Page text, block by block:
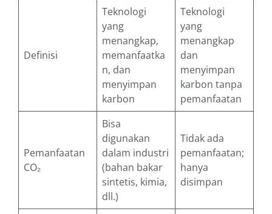
Definisi
Teknologi
yang
menangkap,
memanfaatka
n, dan
menyimpan
karbon
Teknologi
yang
menangkap
dan
menyimpan
karbon tanpa
pemanfaatan
Pemanfaatan
CO₂
Bisa
digunakan
dalam industri
(bahan bakar
sintetis, kimia,
dll.)
Tidak ada
pemanfaatan;
hanya
disimpan